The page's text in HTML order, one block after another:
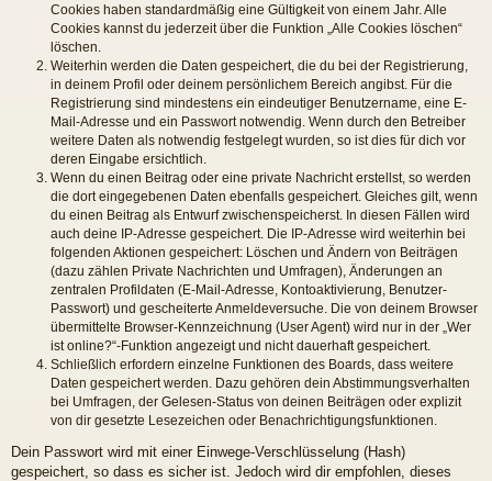
Cookies haben standardmäßig eine Gültigkeit von einem Jahr. Alle
Cookies kannst du jederzeit über die Funktion „Alle Cookies löschen“
löschen.
Weiterhin werden die Daten gespeichert, die du bei der Registrierung,
in deinem Profil oder deinem persönlichem Bereich angibst. Für die
Registrierung sind mindestens ein eindeutiger Benutzername, eine E-
Mail-Adresse und ein Passwort notwendig. Wenn durch den Betreiber
weitere Daten als notwendig festgelegt wurden, so ist dies für dich vor
deren Eingabe ersichtlich.
Wenn du einen Beitrag oder eine private Nachricht erstellst, so werden
die dort eingegebenen Daten ebenfalls gespeichert. Gleiches gilt, wenn
du einen Beitrag als Entwurf zwischenspeicherst. In diesen Fällen wird
auch deine IP-Adresse gespeichert. Die IP-Adresse wird weiterhin bei
folgenden Aktionen gespeichert: Löschen und Ändern von Beiträgen
(dazu zählen Private Nachrichten und Umfragen), Änderungen an
zentralen Profildaten (E-Mail-Adresse, Kontoaktivierung, Benutzer-
Passwort) und gescheiterte Anmeldeversuche. Die von deinem Browser
übermittelte Browser-Kennzeichnung (User Agent) wird nur in der „Wer
ist online?“-Funktion angezeigt und nicht dauerhaft gespeichert.
Schließlich erfordern einzelne Funktionen des Boards, dass weitere
Daten gespeichert werden. Dazu gehören dein Abstimmungsverhalten
bei Umfragen, der Gelesen-Status von deinen Beiträgen oder explizit
von dir gesetzte Lesezeichen oder Benachrichtigungsfunktionen.
Dein Passwort wird mit einer Einwege-Verschlüsselung (Hash)
gespeichert, so dass es sicher ist. Jedoch wird dir empfohlen, dieses